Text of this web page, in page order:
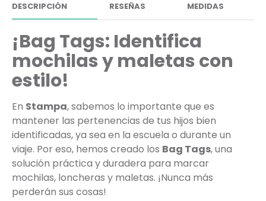
DESCRIPCIÓN RESEÑAS MEDIDAS
¡Bag Tags: Identifica
mochilas y maletas con
estilo!
En Stampa, sabemos lo importante que es
mantener las pertenencias de tus hijos bien
identificadas, ya sea en la escuela o durante un
viaje. Por eso, hemos creado los Bag Tags, una
solución práctica y duradera para marcar
mochilas, loncheras y maletas. ¡Nunca más
perderán sus cosas!